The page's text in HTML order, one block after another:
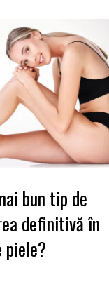
bun tip de
definitivă în